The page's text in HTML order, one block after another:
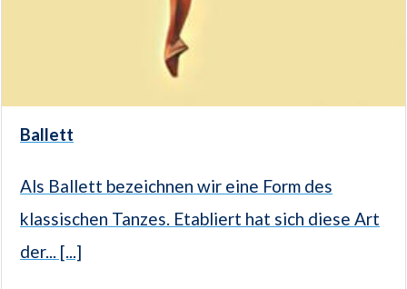
Ballett
Als Ballett bezeichnen wir eine Form des
klassischen Tanzes. Etabliert hat sich diese Art
der... [...]